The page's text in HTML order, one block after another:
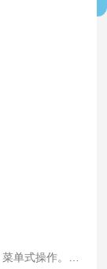
单式操作。